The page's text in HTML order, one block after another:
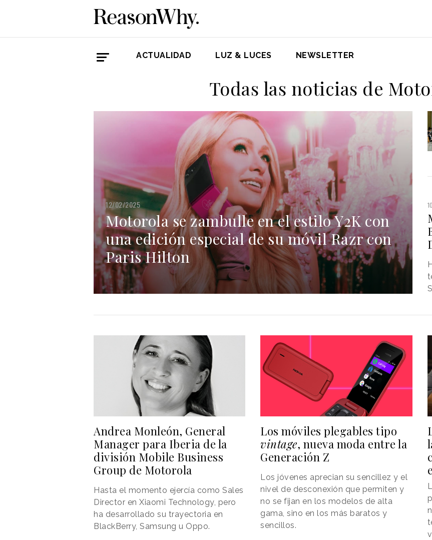
ACTUALIDAD LUZ & LUCES NEWSLETTER
Todas las noticias de
12/02/2025
Motorola se zambulle en el estilo Y2K con
una edición especial de su móvil Razr con
Paris Hilton
Andrea Monleón, General
Manager para Iberia de la
división Mobile Business
Group de Motorola
Hasta el momento ejercía como Sales
Director en Xiaomi Technology, pero
ha desarrollado su trayectoria en
BlackBerry, Samsung u Oppo.
Los móviles plegables tipo
vintage, nueva moda entre la
Generación Z
Los jóvenes aprecian su sencillez y el
nivel de desconexión que permiten y
no se fijan en los modelos de alta
gama, sino en los más baratos y
sencillos.